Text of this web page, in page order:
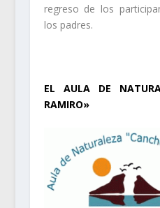
regreso de los
los padres.
EL AULA DE
RAMIRO»